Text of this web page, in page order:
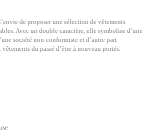
de proposer une sélection de vêtements
Avec un double caractère, elle symbolise d’une
société non-conformiste et d’autre part
du passé d’être à nouveau portés.